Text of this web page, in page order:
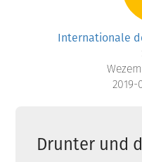
Internationale
2019-
Drunter und